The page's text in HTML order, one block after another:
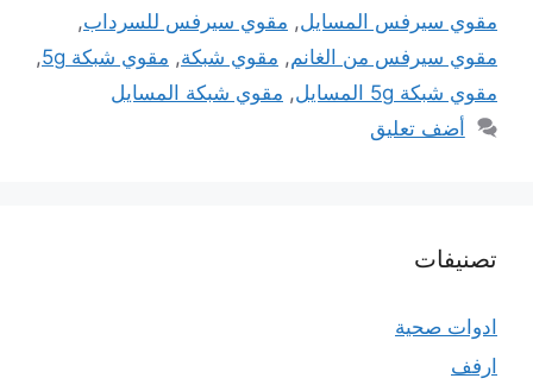
مقوي سيرفس المسايل, مقوي سيرفس للسرداب,
مقوي سيرفس من الغانم, مقوي شبكة, مقوي شبكة 5g
,
مقوي شبكة 5g المسايل
, مقوي شبكة المسايل
أضف تعليق
تصنيفات
ادوات صحية
ارفف